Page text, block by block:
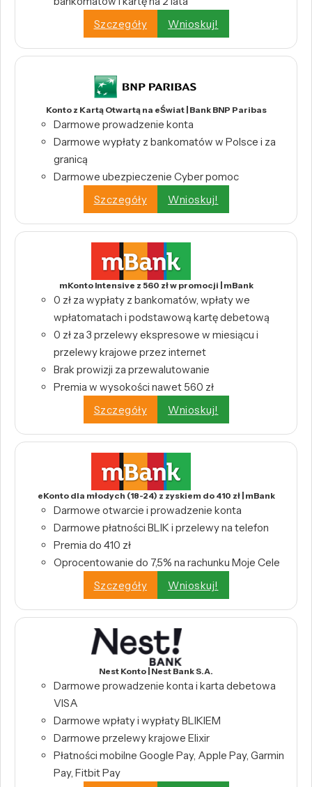
Szczegóły
Wnioskuj!
Konto z Kartą Otwartą na eŚwiat | Bank BNP Paribas
Darmowe prowadzenie konta
Darmowe wypłaty z bankomatów w Polsce i za
granicą
Darmowe ubezpieczenie Cyber pomoc
Szczegóły
Wnioskuj!
mKonto Intensive z 560 zł w promocji | mBank
0 zł za wypłaty z bankomatów, wpłaty we
wpłatomatach i podstawową kartę debetową
0 zł za 3 przelewy ekspresowe w miesiącu i
przelewy krajowe przez internet
Brak prowizji za przewalutowanie
Premia w wysokości nawet 560 zł
Szczegóły
Wnioskuj!
eKonto dla młodych (18-24) z zyskiem do 410 zł | mBank
Darmowe otwarcie i prowadzenie konta
Darmowe płatności BLIK i przelewy na telefon
Premia do 410 zł
Oprocentowanie do 7,5% na rachunku Moje Cele
Szczegóły
Wnioskuj!
Nest Konto | Nest Bank S.A.
Darmowe prowadzenie konta i karta debetowa
VISA
Darmowe wpłaty i wypłaty BLIKIEM
Darmowe przelewy krajowe Elixir
Płatności mobilne Google Pay, Apple Pay, Garmin
Pay, Fitbit Pay